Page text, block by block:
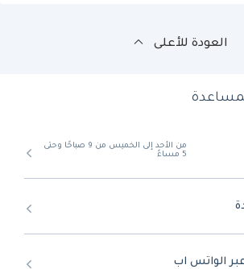
العودة للأعلى
من الأحد إلى الخميس من 9 صباحًا وحتى
5 مساءً
الواتس اب